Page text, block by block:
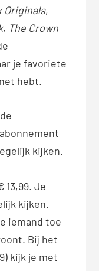
Originals,
, The Crown
je favoriete
hebt.
kijken.
Je
kijken.
iemand toe
Bij het
kijk je met